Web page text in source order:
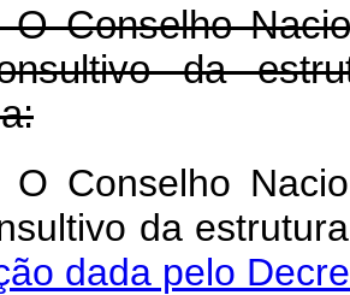
Conselho
da
Conselho
da
dada pelo